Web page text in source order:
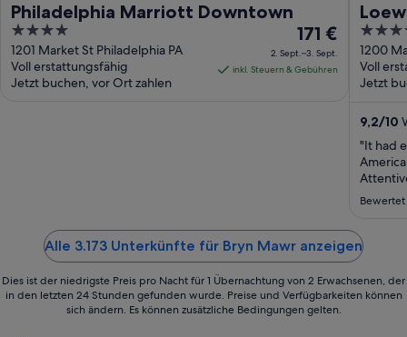
Philadelphia Marriott Downtown
4
out
of
5
1201 Market St Philadelphia PA
Voll erstattungsfähig
Jetzt buchen, vor Ort zahlen
Der
Preis
beträgt
3.
Sept.
171 €
2. Sept.–3. Sept.
inkl. Steuern & Gebühren
4
out
of
5
1200
Voll
Jetzt
9,2/10
"It had
Alle 3.173 Unterkünfte für Bryn Mawr anzeigen
Dies ist der niedrigste Preis pro Nacht für 1 Übernachtung von 2 Erwachsenen, der
in den letzten 24 Stunden gefunden wurde. Preise und Verfügbarkeiten können
sich ändern. Es können zusätzliche Bedingungen gelten.